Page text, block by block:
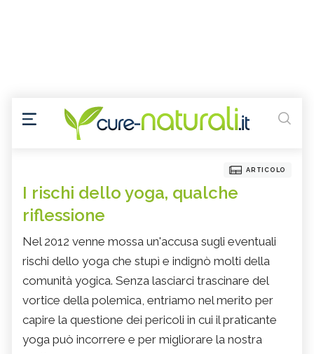
ARTICOLO
I rischi dello yoga, qualche
riflessione
Nel 2012 venne mossa un'accusa sugli eventuali
rischi dello yoga che stupì e indignò molti della
comunità yogica. Senza lasciarci trascinare del
vortice della polemica, entriamo nel merito per
capire la questione dei pericoli in cui il praticante
yoga può incorrere e per migliorare la nostra